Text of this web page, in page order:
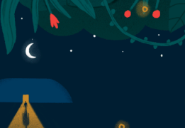
gráficos Xingu Solar